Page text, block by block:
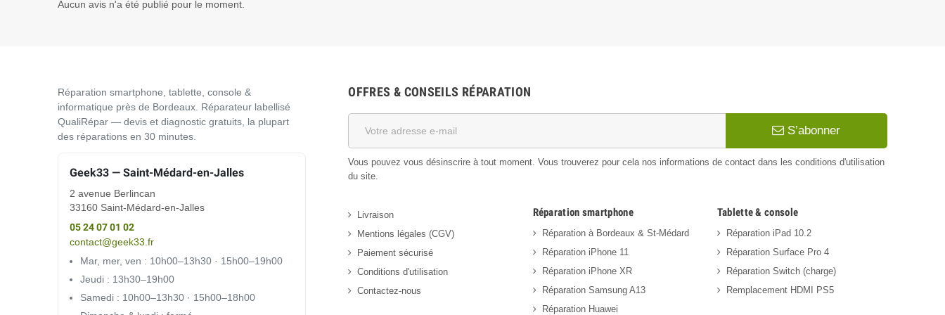
Aucun avis n'a été publié pour le moment.
Réparation smartphone, tablette, console &
informatique près de Bordeaux. Réparateur labellisé
QualiRépar — devis et diagnostic gratuits, la plupart
des réparations en 30 minutes.
Geek33 — Saint-Médard-en-Jalles
2 avenue Berlincan
33160 Saint-Médard-en-Jalles
05 24 07 01 02
contact@geek33.fr
Mar, mer, ven : 10h00–13h30 · 15h00–19h00
Jeudi : 13h30–19h00
Samedi : 10h00–13h30 · 15h00–18h00
OFFRES & CONSEILS RÉPARATION
S’abonner
Vous pouvez vous désinscrire à tout moment. Vous trouverez pour cela nos informations de contact dans les conditions d'utilisation
du site.
Livraison
Mentions légales (CGV)
Paiement sécurisé
Conditions d'utilisation
Contactez-nous
Réparation smartphone
Réparation à Bordeaux & St-Médard
Réparation iPhone 11
Réparation iPhone XR
Réparation Samsung A13
Réparation Huawei
Tablette & console
Réparation iPad 10.2
Réparation Surface Pro 4
Réparation Switch (charge)
Remplacement HDMI PS5